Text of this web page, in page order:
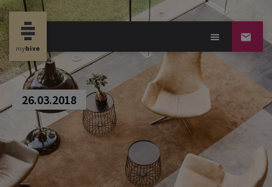
new property
26.03.2018